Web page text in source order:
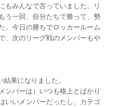
もみんなで言っていました。リ
う一回、自分たちで勝って、勢
。今日の勝ちでロッカールーム
、次のリーグ戦のメンバーもや
果になりました。
ンバーは）いつも格上とばかり
いいメンバーだったし、カテゴ